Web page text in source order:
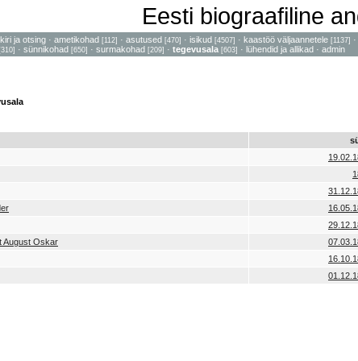
Eesti biograafiline
ja otsing · ametikohad [112] · asutused [470] · isikud [4507] · kaastöö väljaannetele [1137] ·
[310] · sünnikohad [650] · surmakohad [209] · tegevusala [603] · lühendid ja allikad · admin
August Oskar